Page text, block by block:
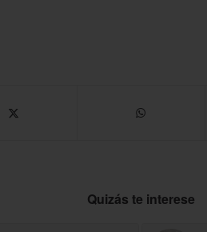
Quizás te interese